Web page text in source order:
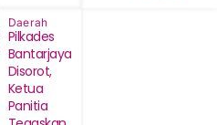
Daerah
Pilkades
Bantarjaya
Disorot,
Ketua
Panitia